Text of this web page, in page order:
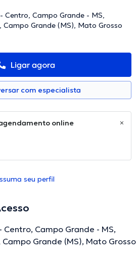
Centro, Campo Grande - MS,
Campo Grande (MS), Mato Grosso
Ligar agora
com especialista
online
seu perfil
Centro, Campo Grande - MS,
Campo Grande (MS), Mato Grosso